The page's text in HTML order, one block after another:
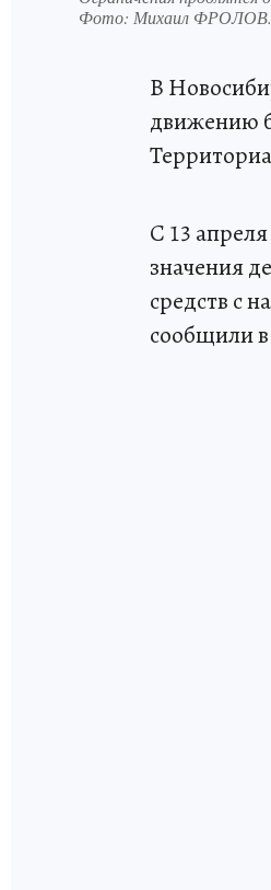
Фото: Михаил ФРОЛОВ.
В
движению
С 13
значения
средств с
сообщили